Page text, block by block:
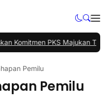
Komitmen PKS Majukan Tangsel
Pemilu
Pemilu